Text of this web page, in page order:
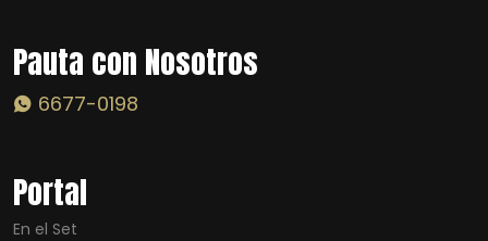
Pauta con Nosotros
6677-0198
Portal
En el Set